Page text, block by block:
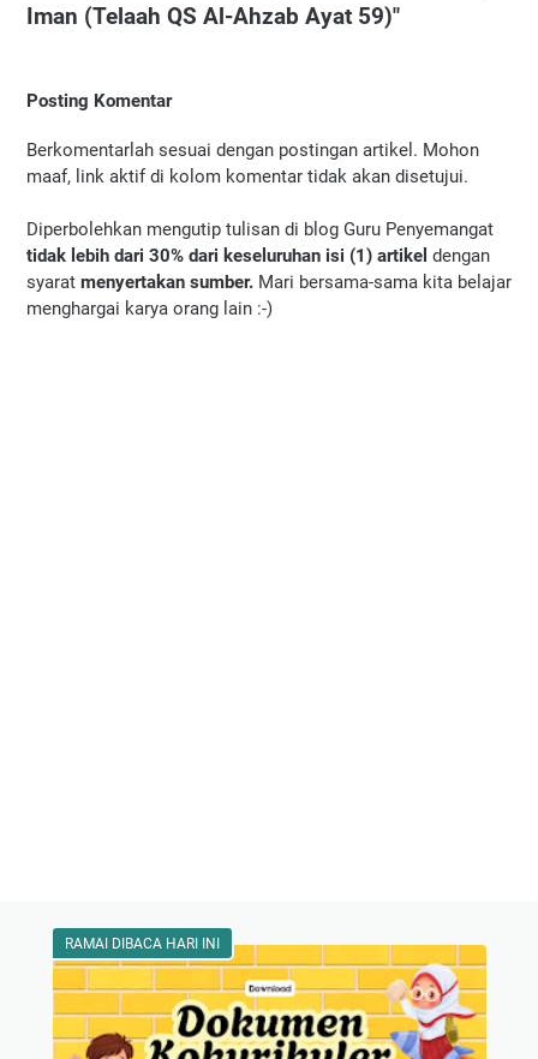
Iman (Telaah QS Al-Ahzab Ayat 59)"
Posting Komentar
Berkomentarlah sesuai dengan postingan artikel. Mohon
maaf, link aktif di kolom komentar tidak akan disetujui.
Diperbolehkan mengutip tulisan di blog Guru Penyemangat
tidak lebih dari 30% dari keseluruhan isi (1) artikel dengan
syarat menyertakan sumber. Mari bersama-sama kita belajar
menghargai karya orang lain :-)
RAMAI DIBACA HARI INI